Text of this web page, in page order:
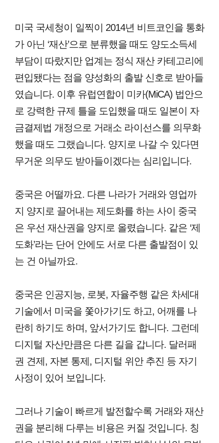
미국 국세청이 일찍이 2014년 비트코인을 통화
가 아닌 ‘재산’으로 분류했을 때도 양도소득세
부담이 따랐지만 업계는 정식 재산 카테고리에
편입됐다는 점을 양성화의 출발 신호로 받아들
였습니다. 이후 유럽연합이 미카(MiCA) 법안으
로 강력한 규제 틀을 도입했을 때도 일본이 자
금결제법 개정으로 거래소 라이선스를 의무화
했을 때도 그랬습니다. 양지로 나갈 수 있다면
무거운 의무도 받아들이겠다는 심리입니다.
중국은 어떨까요. 다른 나라가 거래와 영업까
지 양지로 끌어내는 제도화를 하는 사이 중국
은 우선 재산권을 양지로 올렸습니다. 같은 ‘제
도화’라는 단어 안에도 서로 다른 출발점이 있
는 건 아닐까요.
중국은 인공지능, 로봇, 자율주행 같은 차세대
기술에서 미국을 쫓아가기도 하고, 어깨를 나
란히 하기도 하며, 앞서가기도 합니다. 그런데
디지털 자산만큼은 다른 길을 갑니다. 달러패
권 견제, 자본 통제, 디지털 위안 추진 등 자기
사정이 있어 보입니다.
그러나 기술이 빠르게 발전할수록 거래와 재산
권을 분리해 다루는 비용은 커질 것입니다. 칭